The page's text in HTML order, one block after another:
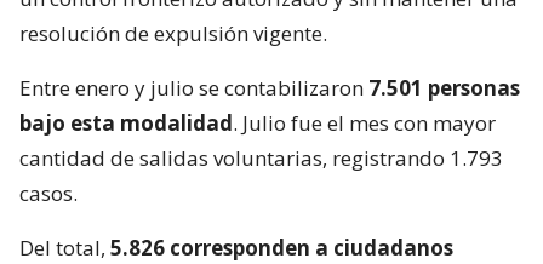
resolución de expulsión vigente.
Entre enero y julio se contabilizaron 7.501 personas
bajo esta modalidad. Julio fue el mes con mayor
cantidad de salidas voluntarias, registrando 1.793
casos.
Del total, 5.826 corresponden a ciudadanos